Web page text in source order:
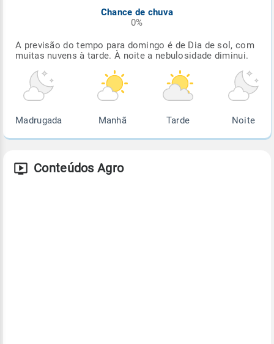
Chance de chuva
0%
A previsão do tempo para domingo é de Dia de sol, com
muitas nuvens à tarde. À noite a nebulosidade diminui.
Madrugada Manhã Tarde Noite
Conteúdos Agro